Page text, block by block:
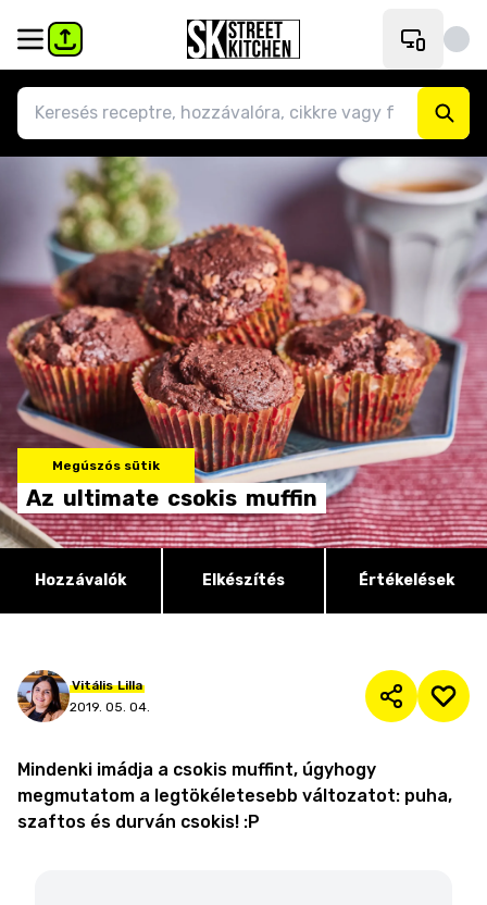
Megúszós sütik
Az ultimate csokis muffin
Hozzávalók Elkészítés Értékelések
Vitális Lilla
2019. 05. 04.
Mindenki imádja a csokis muffint, úgyhogy
megmutatom a legtökéletesebb változatot: puha,
szaftos és durván csokis! :P